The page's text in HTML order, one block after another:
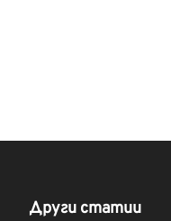
Други статии